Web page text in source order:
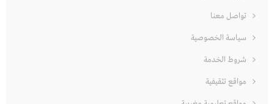
تواصل معنا
سياسة الخصوصية
شروط الخدمة
مواقع تثقيفية